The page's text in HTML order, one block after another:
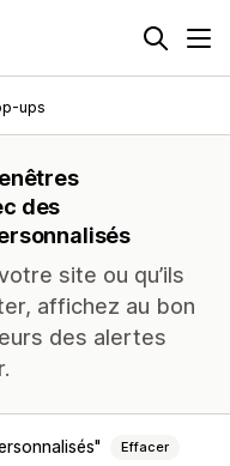
ups
des
site ou qu’ils
affichez au bon
des alertes
Effacer